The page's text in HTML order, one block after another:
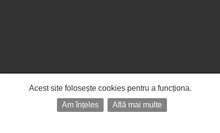
Acest site folosește cookies pentru a funcționa.
Am înțeles
Află mai multe